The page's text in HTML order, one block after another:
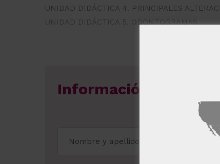
UNIDAD DIDÁCTICA 4. PRINCIPALES
UNIDAD DIDÁCTICA 5. ODONTOGRAMAS
Información gratuita
Este sitio
usted
MOSTRAR